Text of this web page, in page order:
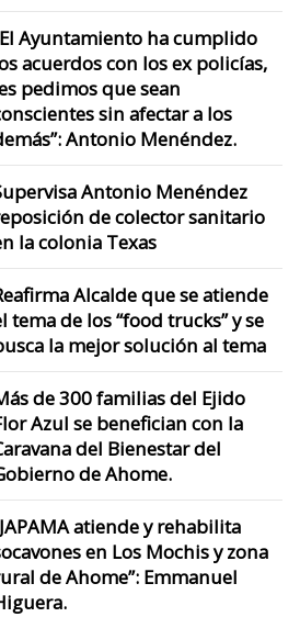
Ayuntamiento ha cumplido
acuerdos con los ex policías,
pedimos que sean
sin afectar a los
Antonio Menéndez.
Antonio Menéndez
de colector sanitario
la colonia Texas
Alcalde que se atiende
tema de los “food trucks” y se
la mejor solución al tema
de 300 familias del Ejido
Azul se benefician con la
del Bienestar del
de Ahome.
atiende y rehabilita
en Los Mochis y zona
de Ahome”: Emmanuel